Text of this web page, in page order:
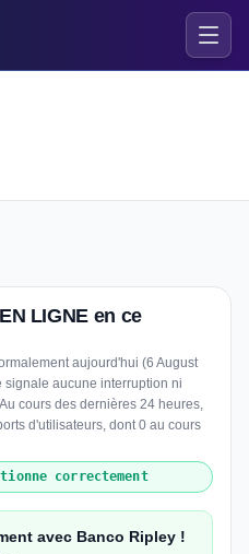
LIGNE en ce
aujourd'hui (6 August
signale aucune interruption ni
cours des dernières 24 heures,
d'utilisateurs, dont 0 au cours
correctement
avec Banco Ripley !